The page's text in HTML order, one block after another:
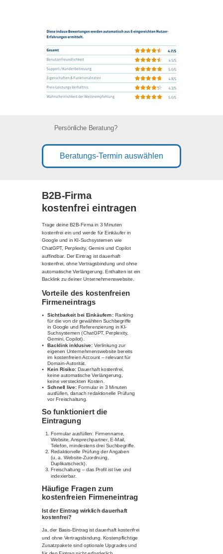
Beratungs-Termin auswählen
Persönliche Beratung?
B2B-Firma
kostenfrei eintragen
Trage deine B2B-Firma in 3 Minuten
kostenfrei ein und werde für Einkäufer in
Google und in KI-Suchsystemen wie
ChatGPT, Perplexity, Gemini und Copilot
auffindbar. Der Eintrag ist dauerhaft
kostenfrei, ohne Vertragsbindung und ohne
automatische Verlängerung. Enthalten ist ein
Backlink zu deiner Unternehmenswebsite.
Vorteile des kostenfreien
Firmeneintrags
Sichtbarkeit bei Einkäufern: Ranking
für die von dir gewählten Suchbegriffe
in Google und Referenzierung in KI-
Suchsystemen (ChatGPT, Perplexity,
Gemini, Copilot).
Backlink inklusive: Verlinkung zur
eigenen Unternehmenswebsite bereits
im kostenfreien Account – relevant für
Domain-Autorität.
Kein Risiko: Dauerhaft kostenfrei,
keine automatische Verlängerung,
keine versteckten Kosten.
Schnell live: Formular in 3 Minuten
ausfüllen, danach redaktionelle Prüfung
vor Freischaltung.
So funktioniert die
Eintragung
Formular ausfüllen: Firmenname,
Website, Ansprechpartner, E-Mail,
Telefon, mindestens drei Suchbegriffe.
Redaktionelle Prüfung der Angaben
(u. a. Website-Zuordnung,
Duplikatscheck).
Freischaltung – das Profil ist live und
indexierbar.
Häufige Fragen zum
kostenfreien Firmeneintrag
Ist der Eintrag wirklich dauerhaft
kostenfrei?
Ja, der Basis-Eintrag ist dauerhaft kostenfrei
und ohne Vertragsbindung. Kostenpflichtige
Zusatzpakete sind optionale Upgrades und